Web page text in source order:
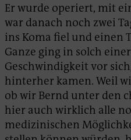
Er wurde operiert, mit
war danach noch zwei
ins Koma fiel und einen
Ganze ging in solch
Geschwindigkeit vor
hinterher kamen. Weil
ob wir Bernd unter den
hier auch wirklich alle
medizinischen